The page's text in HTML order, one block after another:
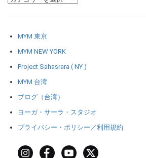
MYM 東京
MYM NEW YORK
Project Sahasrara ( NY )
MYM 台湾
ブログ（台湾）
ヨーガ・サーラ・スタジオ
プライバシー・ポリシー／利用規約